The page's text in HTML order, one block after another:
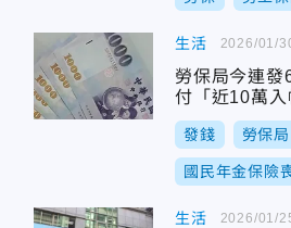
生活
勞保局今連發
付「近10萬入
發錢 勞保局
國民年金保險
2026/01/
生活 2026/01/